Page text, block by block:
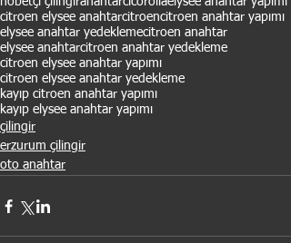
citroen elysee anahtarcitroencitroen anahtar yapımı
elysee anahtar yedeklemecitroen anahtar
elysee anahtarcitroen anahtar yedekleme
citroen elysee anahtar yapımı
citroen elysee anahtar yedekleme
kayıp citroen anahtar yapımı
kayıp elysee anahtar yapımı
çilingir
erzurum çilingir
oto anahtar